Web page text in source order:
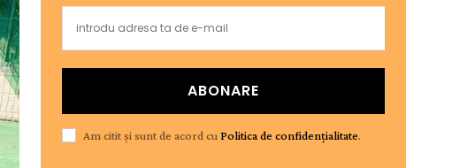
ABONARE
Am citit și sunt de acord cu Politica de confidențialitate.